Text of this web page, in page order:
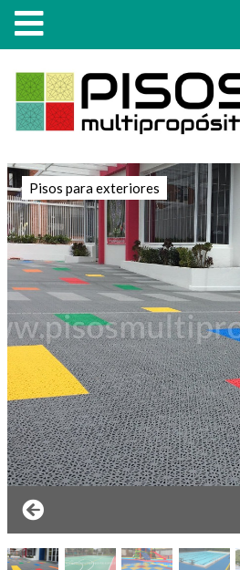
Pisos para exteriores